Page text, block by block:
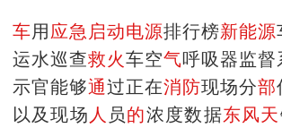
车用应急启动电源排行榜新能源
运水巡查救火车空气呼吸器监
示官能够通过正在消防现场分部
以及现场人 员的浓度数据东风天